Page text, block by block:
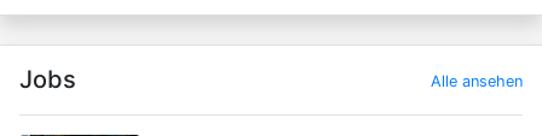
Jobs Alle ansehen